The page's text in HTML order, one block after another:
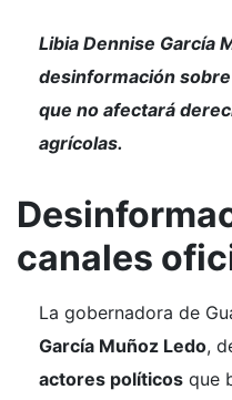
Libia Dennise García
desinformación
que no afectará
agrícolas.
canales
La gobernadora de
García Muñoz Ledo,
actores políticos que